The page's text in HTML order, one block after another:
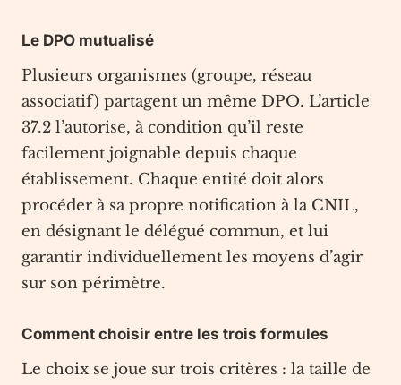
Le DPO mutualisé
Plusieurs organismes (groupe, réseau
associatif) partagent un même DPO. L’article
37.2 l’autorise, à condition qu’il reste
facilement joignable depuis chaque
établissement. Chaque entité doit alors
procéder à sa propre notification à la CNIL,
en désignant le délégué commun, et lui
garantir individuellement les moyens d’agir
sur son périmètre.
Comment choisir entre les trois formules
Le choix se joue sur trois critères : la taille de